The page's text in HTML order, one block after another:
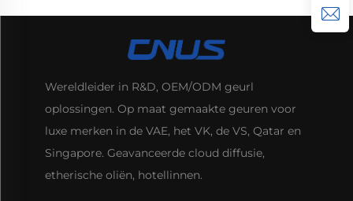
Oliën Voor Deffuser
Langdurige Diffuser
Wereldleider in R&D, OEM/ODM geurl
oplossingen. Op maat gemaakte geuren voor
luxe merken in de VAE, het VK, de VS, Qatar en
Singapore. Geavanceerde cloud diffusie,
etherische oliën, hotellinnen.